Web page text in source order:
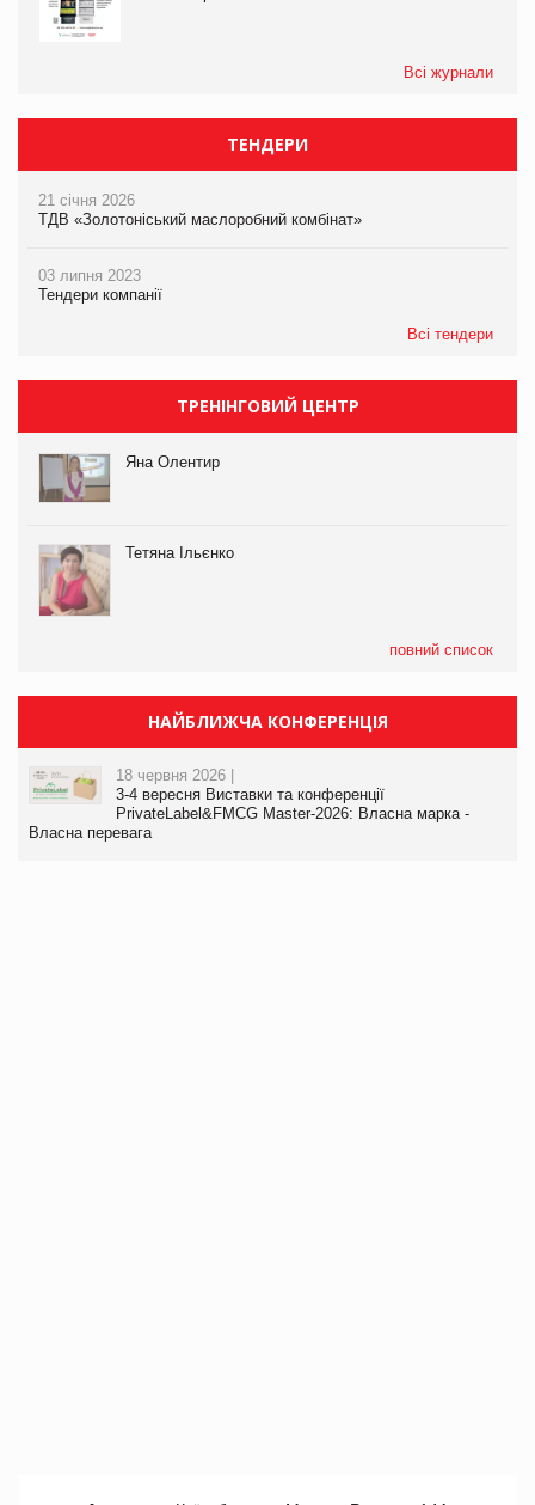
Всі журнали
ТЕНДЕРИ
21 січня 2026
ТДВ «Золотоніський маслоробний комбінат»
03 липня 2023
Тендери компанії
Всі тендери
ТРЕНІНГОВИЙ ЦЕНТР
Яна Олентир
Тетяна Ільєнко
повний список
НАЙБЛИЖЧА КОНФЕРЕНЦІЯ
18 червня 2026 |
3-4 вересня Виставки та конференції
PrivateLabel&FMCG Master-2026: Власна марка -
Власна перевага